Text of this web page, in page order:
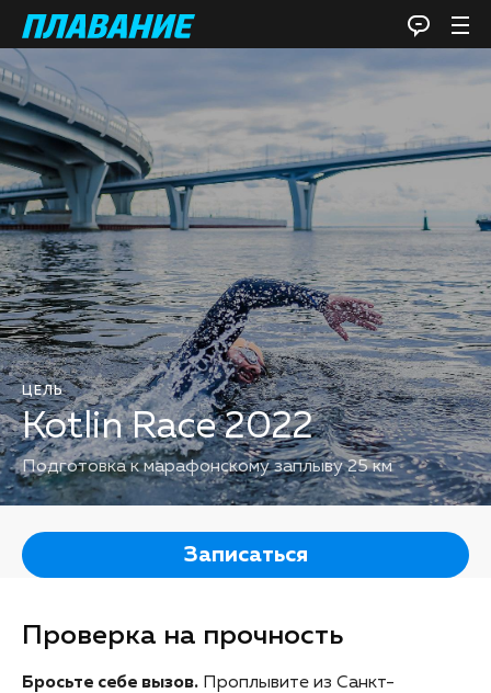
ЦЕЛЬ
Kotlin Race 2022
Подготовка к марафонскому заплыву 25 км
Записаться
Проверка на прочность
Бросьте себе вызов. Проплывите из Санкт-